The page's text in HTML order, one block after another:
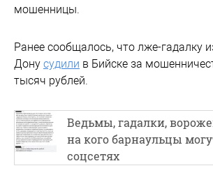
мошенницы.
Ранее сообщалось, что лже-гадалку
Дону судили в Бийске за
тысяч рублей.
Ведьмы, гадалки,
на кого барнаульцы
соцсетях